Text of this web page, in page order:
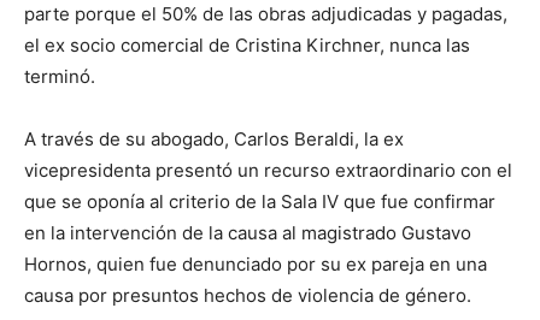
parte porque el 50% de las obras adjudicadas y pagadas,
el ex socio comercial de Cristina Kirchner, nunca las
terminó.
A través de su abogado, Carlos Beraldi, la ex
vicepresidenta presentó un recurso extraordinario con el
que se oponía al criterio de la Sala IV que fue confirmar
en la intervención de la causa al magistrado Gustavo
Hornos, quien fue denunciado por su ex pareja en una
causa por presuntos hechos de violencia de género.